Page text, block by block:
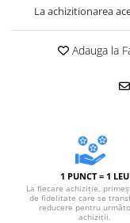
La achizitionarea
Adauga la
1 PUNCT = 1 LEU
La fiecare achiziție,
de fidelitate care se
reducere pentru
achiziții.